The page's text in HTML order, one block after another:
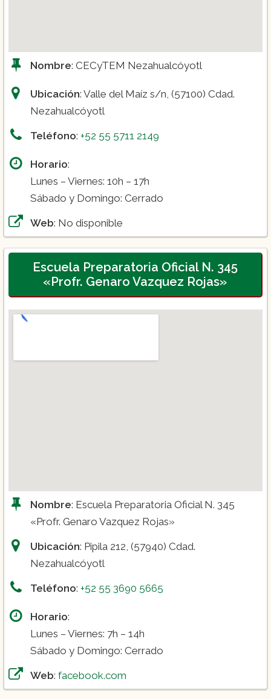
Nombre: CECyTEM Nezahualcóyotl
Ubicación: Valle del Maíz s/n, (57100) Cdad.
Nezahualcóyotl
Teléfono: +52 55 5711 2149
Horario:
Lunes – Viernes: 10h – 17h
Sábado y Domingo: Cerrado
Web: No disponible
Escuela Preparatoria Oficial N. 345
«Profr. Genaro Vazquez Rojas»
Nombre: Escuela Preparatoria Oficial N. 345
«Profr. Genaro Vazquez Rojas»
Ubicación: Pipila 212, (57940) Cdad.
Nezahualcóyotl
Teléfono: +52 55 3690 5665
Horario:
Lunes – Viernes: 7h – 14h
Sábado y Domingo: Cerrado
Web: facebook.com